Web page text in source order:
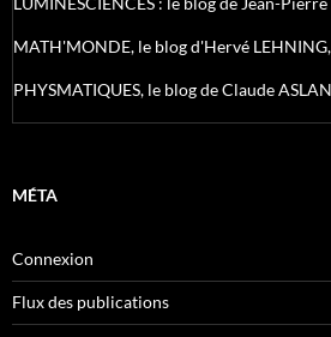
MATH'MONDE, le blog d'Hervé
PHYSMATIQUES, le blog de Claude
MÉTA
Connexion
Flux des publications